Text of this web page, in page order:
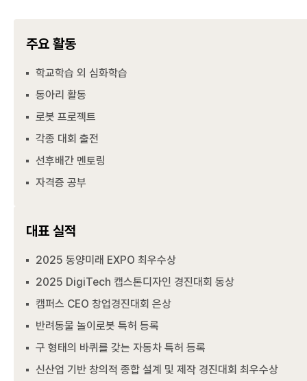
주요 활동
학교학습 외 심화학습
동아리 활동
로봇 프로젝트
각종 대회 출전
선후배간 멘토링
자격증 공부
대표 실적
2025 동양미래 EXPO 최우수상
2025 DigiTech 캡스톤디자인 경진대회 동상
캠퍼스 CEO 창업경진대회 은상
반려동물 놀이로봇 특허 등록
구 형태의 바퀴를 갖는 자동차 특허 등록
신산업 기반 창의적 종합 설계 및 제작 경진대회 최우수상